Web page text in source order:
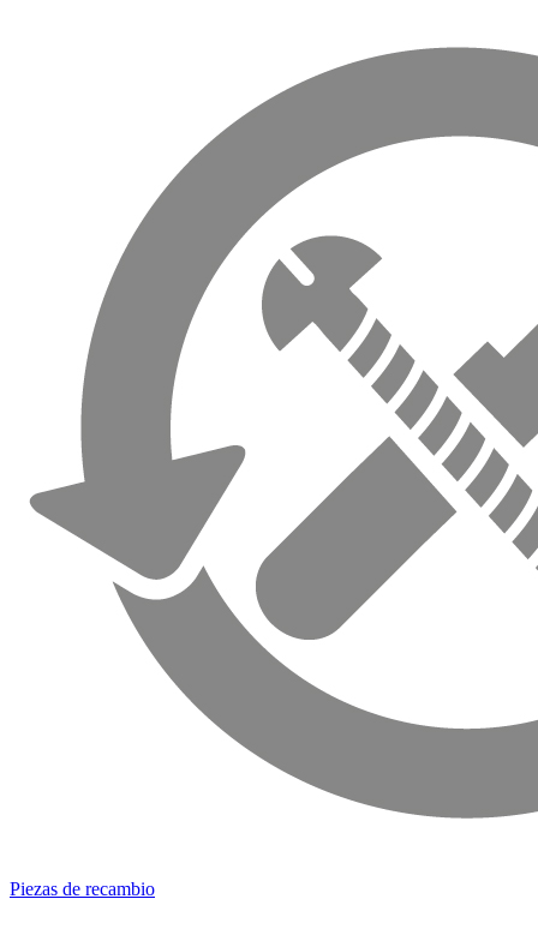
Piezas de recambio